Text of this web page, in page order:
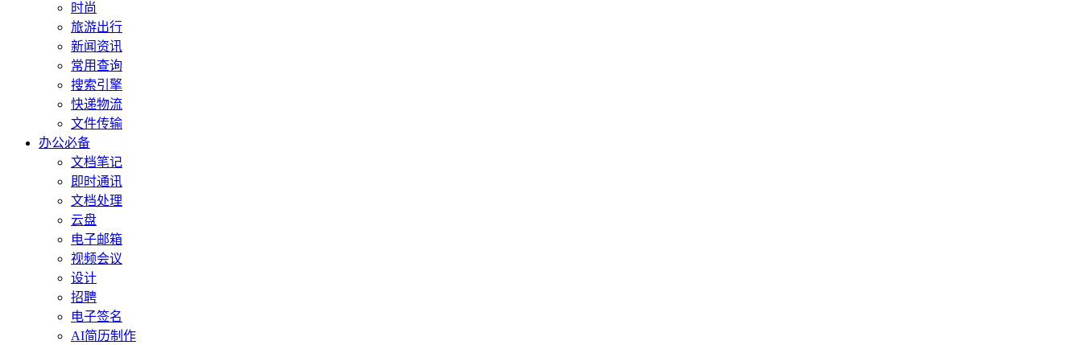
时尚
旅游出行
新闻资讯
常用查询
搜索引擎
快递物流
文件传输
办公必备
文档笔记
即时通讯
文档处理
云盘
电子邮箱
视频会议
设计
招聘
电子签名
AI简历制作